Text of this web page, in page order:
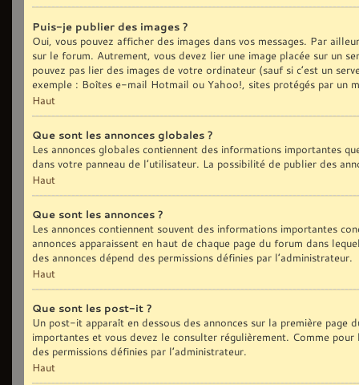
Puis-je publier des images ?
Oui, vous pouvez afficher des images dans vos messages. Par
sur le forum. Autrement, vous devez lier une image placée sur un
pouvez pas lier des images de votre ordinateur (sauf si c’est un
exemple : Boîtes e-mail Hotmail ou Yahoo!, sites protégés par un
Haut
Que sont les annonces globales ?
Les annonces globales contiennent des informations importantes
dans votre panneau de l’utilisateur. La possibilité de publier des
Haut
Que sont les annonces ?
Les annonces contiennent souvent des informations importantes
annonces apparaissent en haut de chaque page du forum dans
des annonces dépend des permissions définies par l’administrateur.
Haut
Que sont les post-it ?
Un post-it apparaît en dessous des annonces sur la première
importantes et vous devez le consulter régulièrement. Comme
des permissions définies par l’administrateur.
Haut